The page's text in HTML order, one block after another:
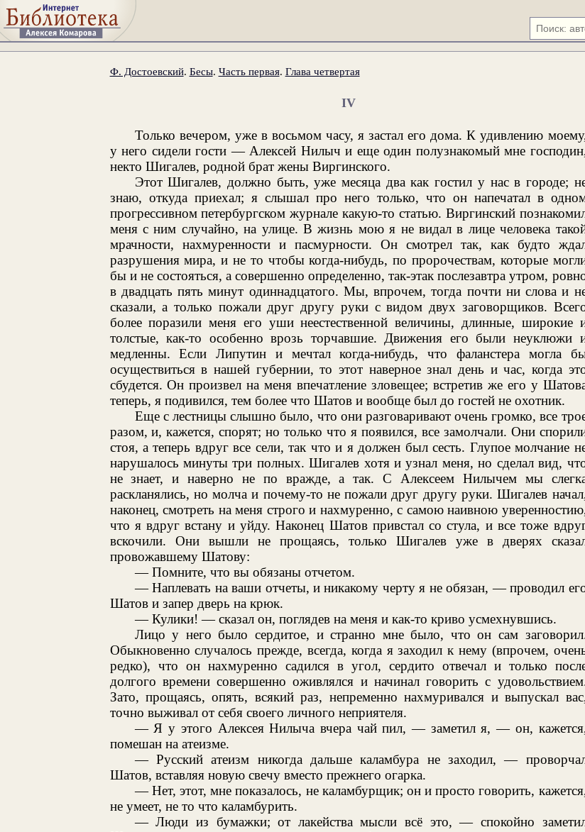
Ф. Достоевский. Бесы. Часть первая. Глава четвертая
IV
Только вечером, уже в восьмом часу, я застал его дома. К удивлению
у него сидели гости — Алексей Нилыч и еще один полузнакомый мне
некто Шигалев, родной брат жены Виргинского.
Этот Шигалев, должно быть, уже месяца два как гостил у нас в городе;
знаю, откуда приехал; я слышал про него только, что он напечатал в
прогрессивном петербургском журнале какую-то статью. Виргинский
меня с ним случайно, на улице. В жизнь мою я не видал в лице человека
мрачности, нахмуренности и пасмурности. Он смотрел так, как будто
разрушения мира, и не то чтобы когда-нибудь, по пророчествам, которые
бы и не состояться, а совершенно определенно, так-этак послезавтра утром,
в двадцать пять минут одиннадцатого. Мы, впрочем, тогда почти ни слова и
сказали, а только пожали друг другу руки с видом двух заговорщиков.
более поразили меня его уши неестественной величины, длинные, широкие
толстые, как-то особенно врозь торчавшие. Движения его были неуклюжи
медленны. Если Липутин и мечтал когда-нибудь, что фаланстера могла
осуществиться в нашей губернии, то этот наверное знал день и час, когда
сбудется. Он произвел на меня впечатление зловещее; встретив же его у
теперь, я подивился, тем более что Шатов и вообще был до гостей не охотник.
Еще с лестницы слышно было, что они разговаривают очень громко, все
разом, и, кажется, спорят; но только что я появился, все замолчали. Они
стоя, а теперь вдруг все сели, так что и я должен был сесть. Глупое молчание
нарушалось минуты три полных. Шигалев хотя и узнал меня, но сделал вид,
не знает, и наверно не по вражде, а так. С Алексеем Нилычем мы
раскланялись, но молча и почему-то не пожали друг другу руки. Шигалев
наконец, смотреть на меня строго и нахмуренно, с самою наивною
что я вдруг встану и уйду. Наконец Шатов привстал со стула, и все тоже
вскочили. Они вышли не прощаясь, только Шигалев уже в дверях
провожавшему Шатову:
— Помните, что вы обязаны отчетом.
— Наплевать на ваши отчеты, и никакому черту я не обязан, — проводил
Шатов и запер дверь на крюк.
— Кулики! — сказал он, поглядев на меня и как-то криво усмехнувшись.
Лицо у него было сердитое, и странно мне было, что он сам
Обыкновенно случалось прежде, всегда, когда я заходил к нему (впрочем,
редко), что он нахмуренно садился в угол, сердито отвечал и только
долгого времени совершенно оживлялся и начинал говорить с
Зато, прощаясь, опять, всякий раз, непременно нахмуривался и выпускал
точно выживал от себя своего личного неприятеля.
— Я у этого Алексея Нилыча вчера чай пил, — заметил я, — он,
помешан на атеизме.
— Русский атеизм никогда дальше каламбура не заходил, —
Шатов, вставляя новую свечу вместо прежнего огарка.
— Нет, этот, мне показалось, не каламбурщик; он и просто говорить,
не умеет, не то что каламбурить.
— Люди из бумажки; от лакейства мысли всё это, — спокойно